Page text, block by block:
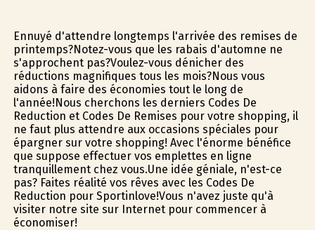
Ennuyé d'attendre longtemps l'arrivée des remises de
printemps?Notez-vous que les rabais d'automne ne
s'approchent pas?Voulez-vous dénicher des
réductions magnifiques tous les mois?Nous vous
aidons à faire des économies tout le long de
l'année!Nous cherchons les derniers Codes De
Reduction et Codes De Remises pour votre shopping, il
ne faut plus attendre aux occasions spéciales pour
épargner sur votre shopping! Avec l'énorme bénéfice
que suppose effectuer vos emplettes en ligne
tranquillement chez vous.Une idée géniale, n'est-ce
pas? Faites réalité vos rêves avec les Codes De
Reduction pour Sportinlove!Vous n'avez juste qu'à
visiter notre site sur Internet pour commencer à
économiser!